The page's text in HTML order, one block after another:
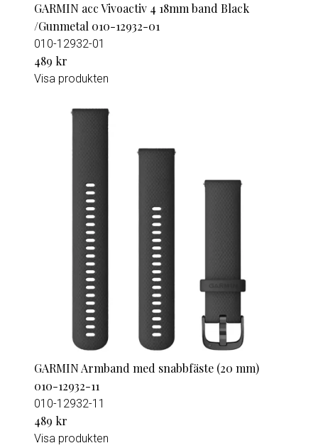
GARMIN acc Vivoactiv 4 18mm band Black
/Gunmetal 010-12932-01
010-12932-01
489 kr
Visa produkten
GARMIN Armband med snabbfäste (20 mm)
010-12932-11
010-12932-11
489 kr
Visa produkten